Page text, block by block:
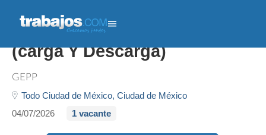
Ayudante De Almacén
(carga Y Descarga)
GEPP
Todo Ciudad de México, Ciudad de México
04/07/2026
1 vacante